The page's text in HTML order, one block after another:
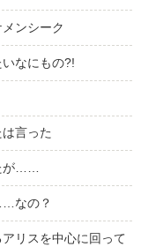
ンシーク
なにもの?!
言った
が……
なの？
リスを中心に回って